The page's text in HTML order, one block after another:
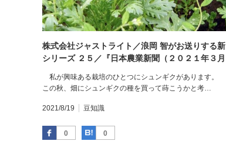
株式会社ジャストライト／浪岡 智がお送りする新
シリーズ ２５／『日本農業新聞（２０２１年３月
ンギク周年栽培 １０アール収部会平均の２倍
➀
私が興味ある栽培のひとつにシュンギクがあります。
この秋、畑にシュンギクの種を買って蒔こうかと考…
2021/8/19 豆知識
0
Facebook 0
はてなブックマーク